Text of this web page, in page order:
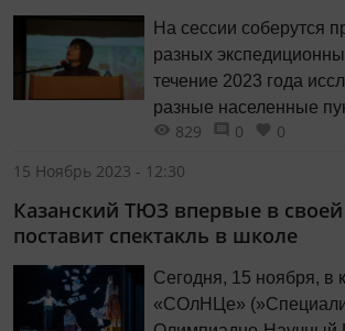
На сессии соберутся
разных
течение 2023 года
разные населенные
муниципальных
краеведы и не только.
ВУЗов, музеев и
организаций, а также
энтузиасты. Все они
829 0
0
15 Ноябрь 2023 - 12:30
Казанский ТЮЗ впервые в
поставит спектакль в школе
Сегодня, 15 ноября, в
«СОлНЦе»